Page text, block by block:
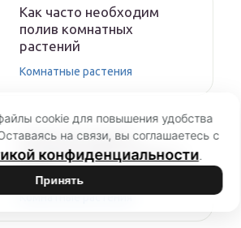
Как часто необходим
полив комнатных
растений
Комнатные растения
Комнатные цветы,
которые любят солнце и
Комнатные растения
cookie для повышения удобства
на связи, вы соглашаетесь с
конфиденциальности.
Принять